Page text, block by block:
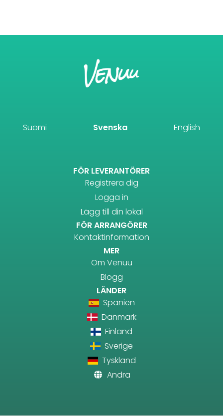
Suomi Svenska English
FÖR LEVERANTÖRER
Registrera dig
Logga in
Lägg till din lokal
FÖR ARRANGÖRER
Kontaktinformation
MER
Om Venuu
Blogg
LÄNDER
Spanien
Danmark
Finland
Sverige
Tyskland
Andra